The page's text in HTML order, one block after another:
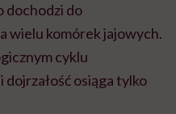
dochodzi do
wielu komórek jajowych.
cyklu
dojrzałość osiąga tylko